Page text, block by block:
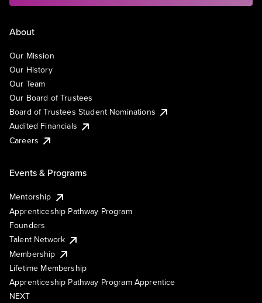
About
Our Mission
Our History
Our Team
Our Board of Trustees
Board of Trustees Student Nominations
Audited Financials
Careers
Events & Programs
Mentorship
Apprenticeship Pathway Program
Founders
Talent Network
Membership
Lifetime Membership
Apprenticeship Pathway Program Apprentice
NEXT